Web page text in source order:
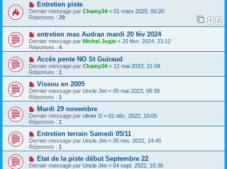
Entretien piste
Dernier message par Chamy34 « 01 mars 2025, 00:20
Réponses : 29 1 2
entretien mas Audran mardi 20 fév 2024
Dernier message par Michel Jugie « 20 févr. 2024, 23:12
Réponses : 4
Accès pente NO St Guiraud
Dernier message par Chamy34 « 12 mai 2023, 21:09
Réponses : 1
Vissou en 2005
Dernier message par Uncle Jim « 05 mai 2023, 08:38
Réponses : 1
Mardi 29 novembre
Dernier message par olivier D « 01 déc. 2022, 10:05
Réponses : 1
Entretien terrain Samedi 05/11
Dernier message par Uncle Jim « 05 nov. 2022, 14:45
Réponses : 1
Etat de la piste début Septembre 22
Dernier message par Uncle Jim « 04 sept. 2022, 16:36